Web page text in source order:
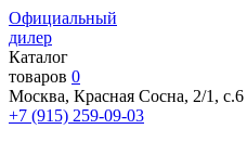
Официальный
дилер
Каталог
товаров 0
Москва, Красная Сосна, 2/1, с.6
+7 (915) 259-09-03